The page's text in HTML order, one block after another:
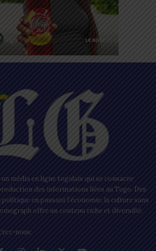
média en ligne togolais qui se consacre
des informations liées au Togo. Des
en passant l’économie, la culture sans
offre un contenu riche et diversifié.
nous: